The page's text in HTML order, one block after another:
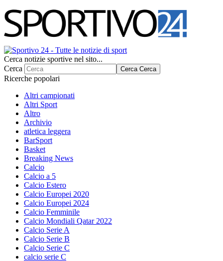
Cerca notizie sportive nel sito...
Cerca
Cerca Cerca
Ricerche popolari
Altri campionati
Altri Sport
Altro
Archivio
atletica leggera
BarSport
Basket
Breaking News
Calcio
Calcio a 5
Calcio Estero
Calcio Europei 2020
Calcio Europei 2024
Calcio Femminile
Calcio Mondiali Qatar 2022
Calcio Serie A
Calcio Serie B
Calcio Serie C
calcio serie C